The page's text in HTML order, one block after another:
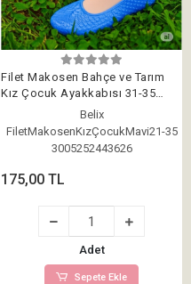
Filet Makosen Bahçe ve Tarım
Kız Çocuk Ayakkabısı 31-35
Belix
FiletMakosenKızÇocukMavi21-35
3005252443626
175,00 TL
Adet
Sepete Ekle